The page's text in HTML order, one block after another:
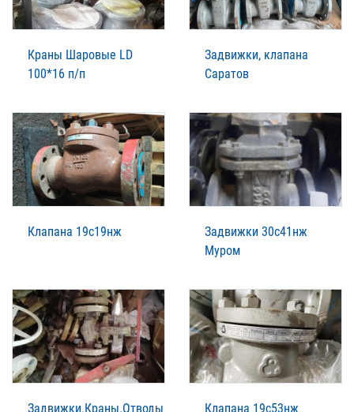
Краны Шаровые LD
100*16 п/п
Задвижки, клапана
Саратов
Клапана 19с19нж
Задвижки 30с41нж
Муром
Задвижки.Краны.Отводы Клапана 19с53нж